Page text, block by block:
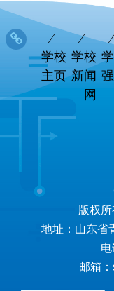
学校
主页
学校
新闻
网
版权
地址：山东省
邮箱